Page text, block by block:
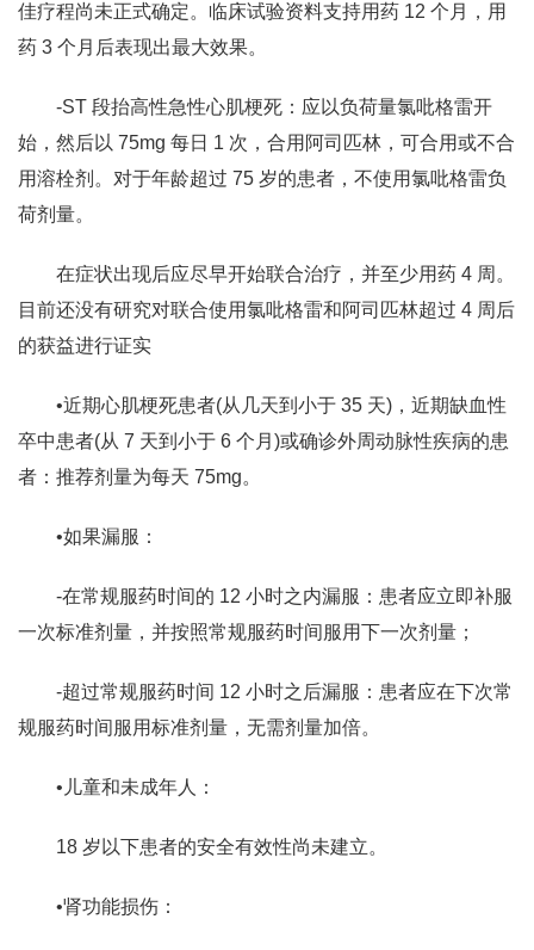
佳疗程尚未正式确定。临床试验资料支持用药 12 个月，用
药 3 个月后表现出最大效果。
‐ST 段抬高性急性心肌梗死：应以负荷量氯吡格雷开
始，然后以 75mg 每日 1 次，合用阿司匹林，可合用或不合
用溶栓剂。对于年龄超过 75 岁的患者，不使用氯吡格雷负
荷剂量。
在症状出现后应尽早开始联合治疗，并至少用药 4 周。
目前还没有研究对联合使用氯吡格雷和阿司匹林超过 4 周后
的获益进行证实
•近期心肌梗死患者(从几天到小于 35 天)，近期缺血性
卒中患者(从 7 天到小于 6 个月)或确诊外周动脉性疾病的患
者：推荐剂量为每天 75mg。
•如果漏服：
‐在常规服药时间的 12 小时之内漏服：患者应立即补服
一次标准剂量，并按照常规服药时间服用下一次剂量；
‐超过常规服药时间 12 小时之后漏服：患者应在下次常
规服药时间服用标准剂量，无需剂量加倍。
•儿童和未成年人：
18 岁以下患者的安全有效性尚未建立。
•肾功能损伤：